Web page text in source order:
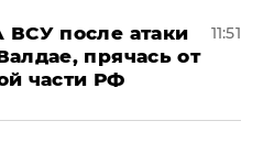
после атаки
прячась от
части РФ
11:51